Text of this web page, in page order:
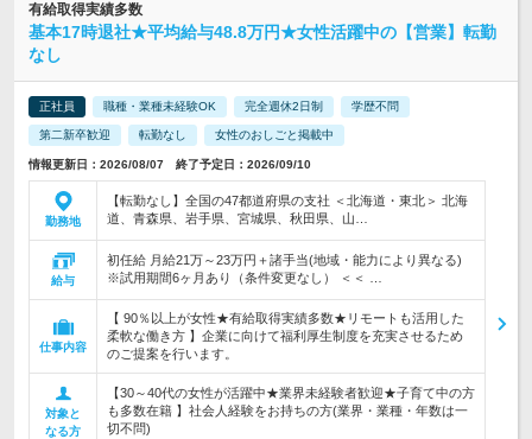
有給取得実績多数
基本17時退社★平均給与48.8万円★女性活躍中の【営業】転勤
なし
正社員 職種・業種未経験OK 完全週休2日制 学歴不問
第二新卒歓迎 転勤なし 女性のおしごと掲載中
情報更新日：2026/08/07 終了予定日：2026/09/10
勤務地
【転勤なし】全国の47都道府県の支社 ＜北海道・東北＞ 北海
道、青森県、岩手県、宮城県、秋田県、山…
給与
初任給 月給21万～23万円＋諸手当(地域・能力により異なる)
※試用期間6ヶ月あり（条件変更なし） ＜＜ …
仕事内容
【 90％以上が女性★有給取得実績多数★リモートも活用した
柔軟な働き方 】企業に向けて福利厚生制度を充実させるため
のご提案を行います。
対象と
なる方
【30～40代の女性が活躍中★業界未経験者歓迎★子育て中の方
も多数在籍 】社会人経験をお持ちの方(業界・業種・年数は一
切不問)